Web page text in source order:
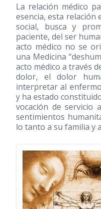
La relación médico
esencia, esta relación
social, busca y
paciente, del ser
acto médico no se
una Medicina
acto médico a través
dolor, el dolor
interpretar al
y ha estado
vocación de servicio
sentimientos
lo tanto a su familia y